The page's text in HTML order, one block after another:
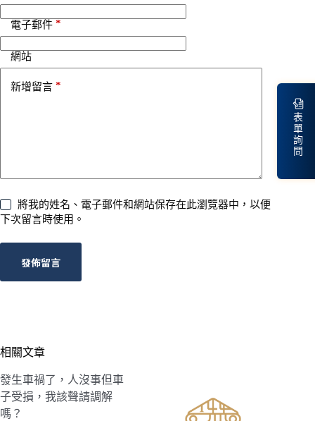
表
單
詢
問
電子郵件 *
網站
新增留言 *
將我的姓名、電子郵件和網站保存在此瀏覽器中，以便
下次留言時使用。
發佈留言
相關文章
發生車禍了，人沒事但車
子受損，我該聲請調解
嗎？